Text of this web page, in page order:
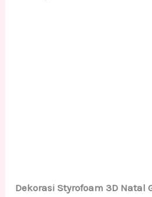
Dekorasi Styrofoam 3D Natal